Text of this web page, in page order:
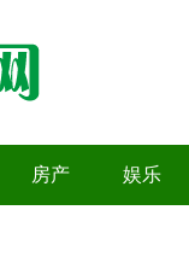
房产 娱乐